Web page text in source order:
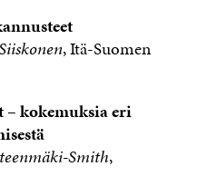
, Itä-Suomen
kokemuksia eri
Smith,